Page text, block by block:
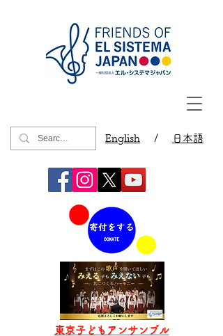
English / 日本語
東京子どもアンサンブル